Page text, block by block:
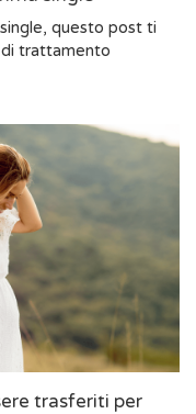
questo post ti
di trattamento
trasferiti per